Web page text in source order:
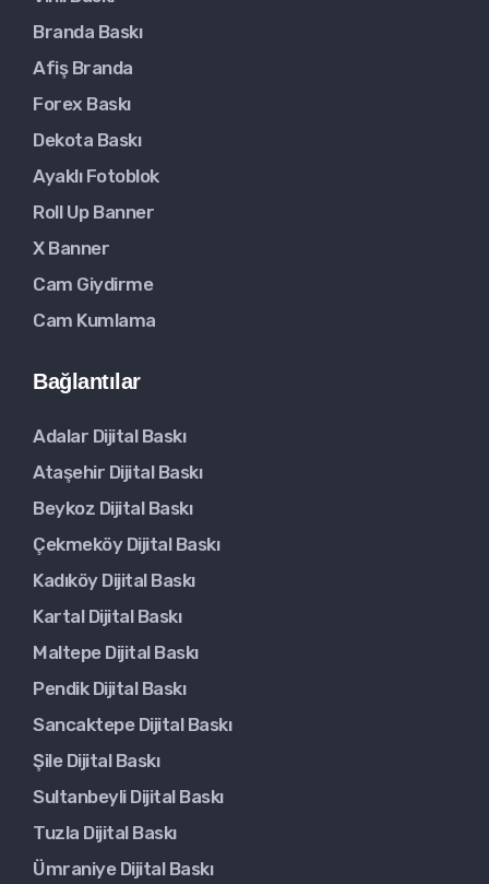
Branda Baskı
Afiş Branda
Forex Baskı
Dekota Baskı
Ayaklı Fotoblok
Roll Up Banner
X Banner
Cam Giydirme
Cam Kumlama
Bağlantılar
Adalar Dijital Baskı
Ataşehir Dijital Baskı
Beykoz Dijital Baskı
Çekmeköy Dijital Baskı
Kadıköy Dijital Baskı
Kartal Dijital Baskı
Maltepe Dijital Baskı
Pendik Dijital Baskı
Sancaktepe Dijital Baskı
Şile Dijital Baskı
Sultanbeyli Dijital Baskı
Tuzla Dijital Baskı
Ümraniye Dijital Baskı